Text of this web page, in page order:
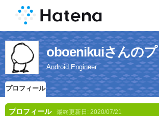
oboenikuiさんの
Android Engineer
プロフィール
プロフィール 最終更新日: 2020/07/21